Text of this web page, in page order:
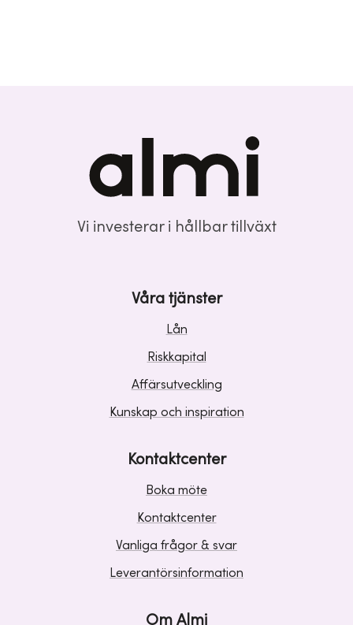
Vi investerar i hållbar tillväxt
Våra tjänster
Lån
Riskkapital
Affärsutveckling
Kunskap och inspiration
Kontaktcenter
Boka möte
Kontaktcenter
Vanliga frågor & svar
Leverantörsinformation
Om Almi